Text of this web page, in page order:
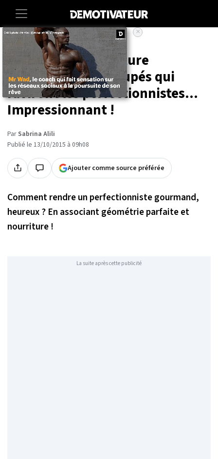
Culture Food Actus
98 cubes de nourriture
parfaitement découpés qui
raviront les perfectionnistes...
Impressionnant !
ParSabrina Alili
Publié le 13/10/2015 à 09h08
Ajouter comme source préférée
Comment rendre un perfectionniste gourmand,
heureux ? En associant géométrie parfaite et
nourriture !
La suite après cette publicité
×